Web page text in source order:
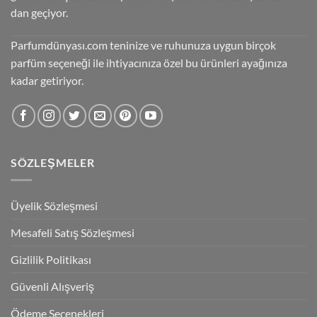
dan geçiyor.
Parfumdünyası.com teninize ve ruhunuza uygun birçok
parfüm seçeneği ile ihtiyacınıza özel bu ürünleri ayağınıza
kadar getiriyor.
SÖZLEŞMELER
Üyelik Sözleşmesi
Mesafeli Satış Sözleşmesi
Gizlilik Politikası
Güvenli Alışveriş
Ödeme Seçenekleri